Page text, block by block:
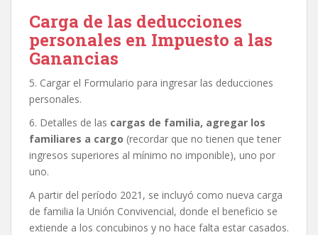
Carga de las deducciones
personales en Impuesto a las
Ganancias
5. Cargar el Formulario para ingresar las deducciones
personales.
6. Detalles de las cargas de familia, agregar los
familiares a cargo (recordar que no tienen que tener
ingresos superiores al mínimo no imponible), uno por
uno.
A partir del período 2021, se incluyó como nueva carga
de familia la Unión Convivencial, donde el beneficio se
extiende a los concubinos y no hace falta estar casados.